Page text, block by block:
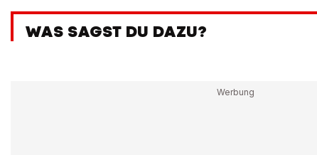
WAS SAGST DU DAZU?